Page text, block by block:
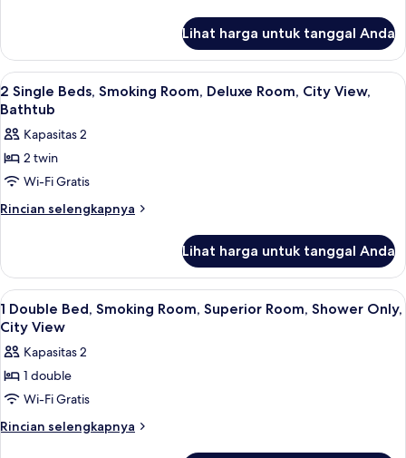
Deluxe
Double
Room
Lihat harga untuk tanggal Anda
Lihat
semua
untuk
2
Single
Beds,
Deluxe
Room,
City
View,
Bathtub
Seprai katun Mesir, seprai premium,
7
2 Single Beds, Smoking Room, Deluxe Room, City View,
Bathtub
Kapasitas 2
2 twin
Wi-Fi Gratis
Rincian selengkapnya
Rincian
2
Single
Beds,
Smoking
Room,
Deluxe
Room,
View,
Bathtub
Lihat harga untuk tanggal Anda
Lihat
semua
foto
untuk
1
Double
Bed,
Seprai katun Mesir, seprai premium,
11
1 Double Bed, Smoking Room, Superior Room, Shower Only,
City View
Kapasitas 2
1 double
Wi-Fi Gratis
Rincian selengkapnya
Rincian